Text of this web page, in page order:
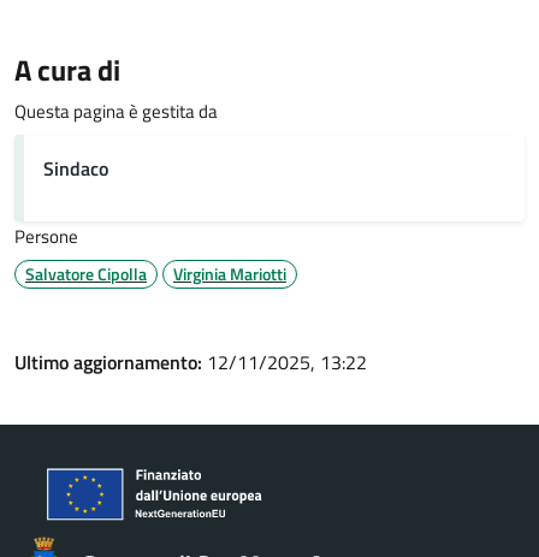
A cura di
Questa pagina è gestita da
Sindaco
Persone
Salvatore Cipolla Virginia Mariotti
Ultimo aggiornamento: 12/11/2025, 13:22